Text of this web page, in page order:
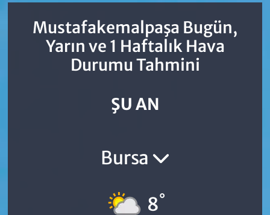
Mustafakemalpaşa Bugün,
Yarın ve 1 Haftalık Hava
Durumu Tahmini
ŞU AN
Bursa
8°
Sinop Trafik Yoğunluk Haritası
Süper Lig Puan Durumu ve Fikstür
Son Dakika Haberleri